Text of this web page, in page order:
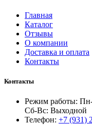
Главная
Каталог
Отзывы
О компании
Доставка и оплата
Контакты
Контакты
Режим работы:
Сб-Вс: Выходной
Телефон: +7 (931)